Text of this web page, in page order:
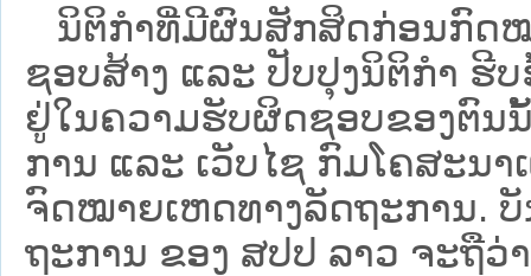
ນິ​ຕິ​ກຳ​ທີ່​ມີ​ຜົນ​ສັກ​ສິດ​ກ່ອນ​ກົດ​ໝ
ຊອບ​ສ້າງ ແລະ ປັບ​ປຸງນິ​ຕິ​ກຳ ຮີ
ຢູ່ໃນຄວາມຮັບຜິດຊອບຂອງຕົນ
ການ ແລະ ເວັບໄຊ​ ກົມໂຄສະນ
ຈົດໝາຍເຫດທາງລັດຖະການ.
ຖະ​ການ ຂອງ ສປ​ປ ລາວ ​ຈະຖື​